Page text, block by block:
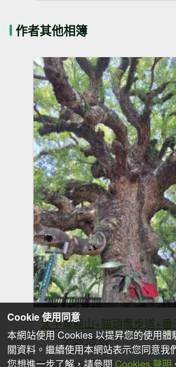
作者其他相簿
2026-05-03
Cookie 使用同意
本網站使用 Cookies 以提昇您的使用體
關資料。繼續使用本網站表示您同意我
您想進一步了解，請參閱 Cookies 聲明